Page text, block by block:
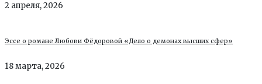
2 апреля, 2026
Эссе о романе Любови Фёдоровой «Дело о демонах высших сфер»
18 марта, 2026